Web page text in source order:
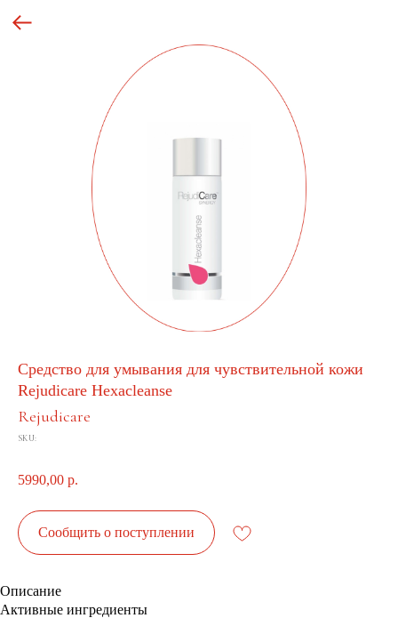
Средство для умывания для чувствительной кожи
Rejudicare Hexacleanse
Rejudicare
SKU:
5990,00 р.
Сообщить о поступлении
Описание
Активные ингредиенты